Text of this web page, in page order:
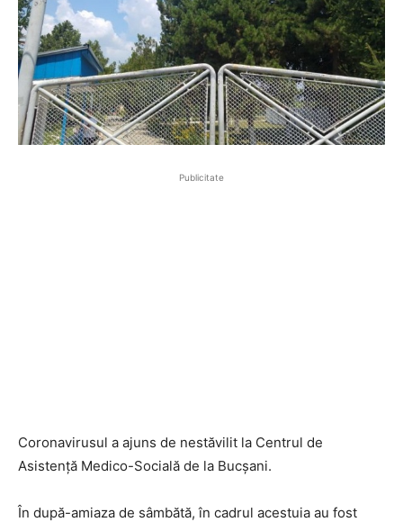
Publicitate
Coronavirusul a ajuns de nestăvilit la Centrul de
Asistență Medico-Socială de la Bucșani.
În după-amiaza de sâmbătă, în cadrul acestuia au fost